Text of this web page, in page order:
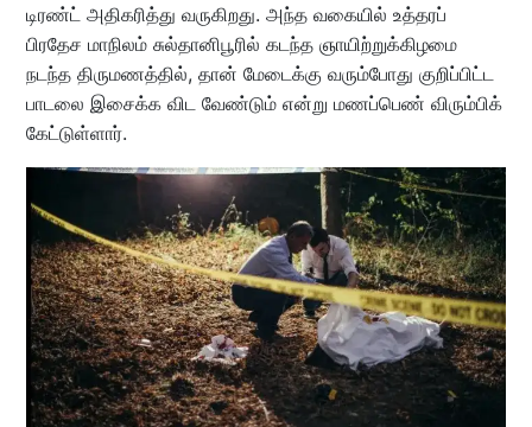
டிரண்ட் அதிகரித்து வருகிறது. அந்த வகையில் உத்தரப்
பிரதேச மாநிலம் சுல்தானிபூரில் கடந்த ஞாயிற்றுக்கிழமை
நடந்த திருமணத்தில், தான் மேடைக்கு வரும்போது குறிப்பிட்ட
பாடலை இசைக்க விட வேண்டும் என்று மணப்பெண் விரும்பிக்
கேட்டுள்ளார்.